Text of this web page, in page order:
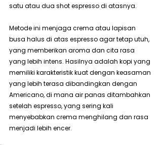
satu atau dua shot espresso di atasnya.
Metode ini menjaga crema atau lapisan
busa halus di atas espresso agar tetap utuh,
yang memberikan aroma dan cita rasa
yang lebih intens. Hasilnya adalah kopi yang
memiliki karakteristik kuat dengan keasaman
yang lebih terasa dibandingkan dengan
Americano, di mana air panas ditambahkan
setelah espresso, yang sering kali
menyebabkan crema menghilang dan rasa
menjadi lebih encer.